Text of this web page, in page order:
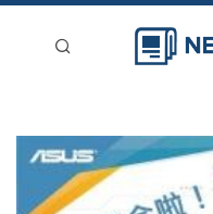
新聞稿分類
登入